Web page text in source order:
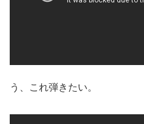
う、これ弾きたい。